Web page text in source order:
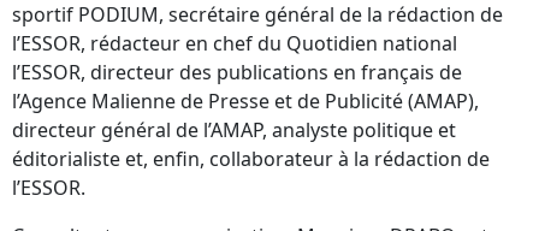
sportif PODIUM, secrétaire général de la rédaction de
l’ESSOR, rédacteur en chef du Quotidien national
l’ESSOR, directeur des publications en français de
l’Agence Malienne de Presse et de Publicité (AMAP),
directeur général de l’AMAP, analyste politique et
éditorialiste et, enfin, collaborateur à la rédaction de
l’ESSOR.